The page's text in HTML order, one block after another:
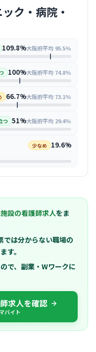
ク・病院・
109.8%大阪府平均 95.5%
100%大阪府平均 74.8%
66.7%大阪府平均 73.1%
つ 51%大阪府平均 29.4%
少なめ 19.6%
設の看護師求人をま
では分からない職場の
す。
で、副業・Wワークに
求人を確認
バイト